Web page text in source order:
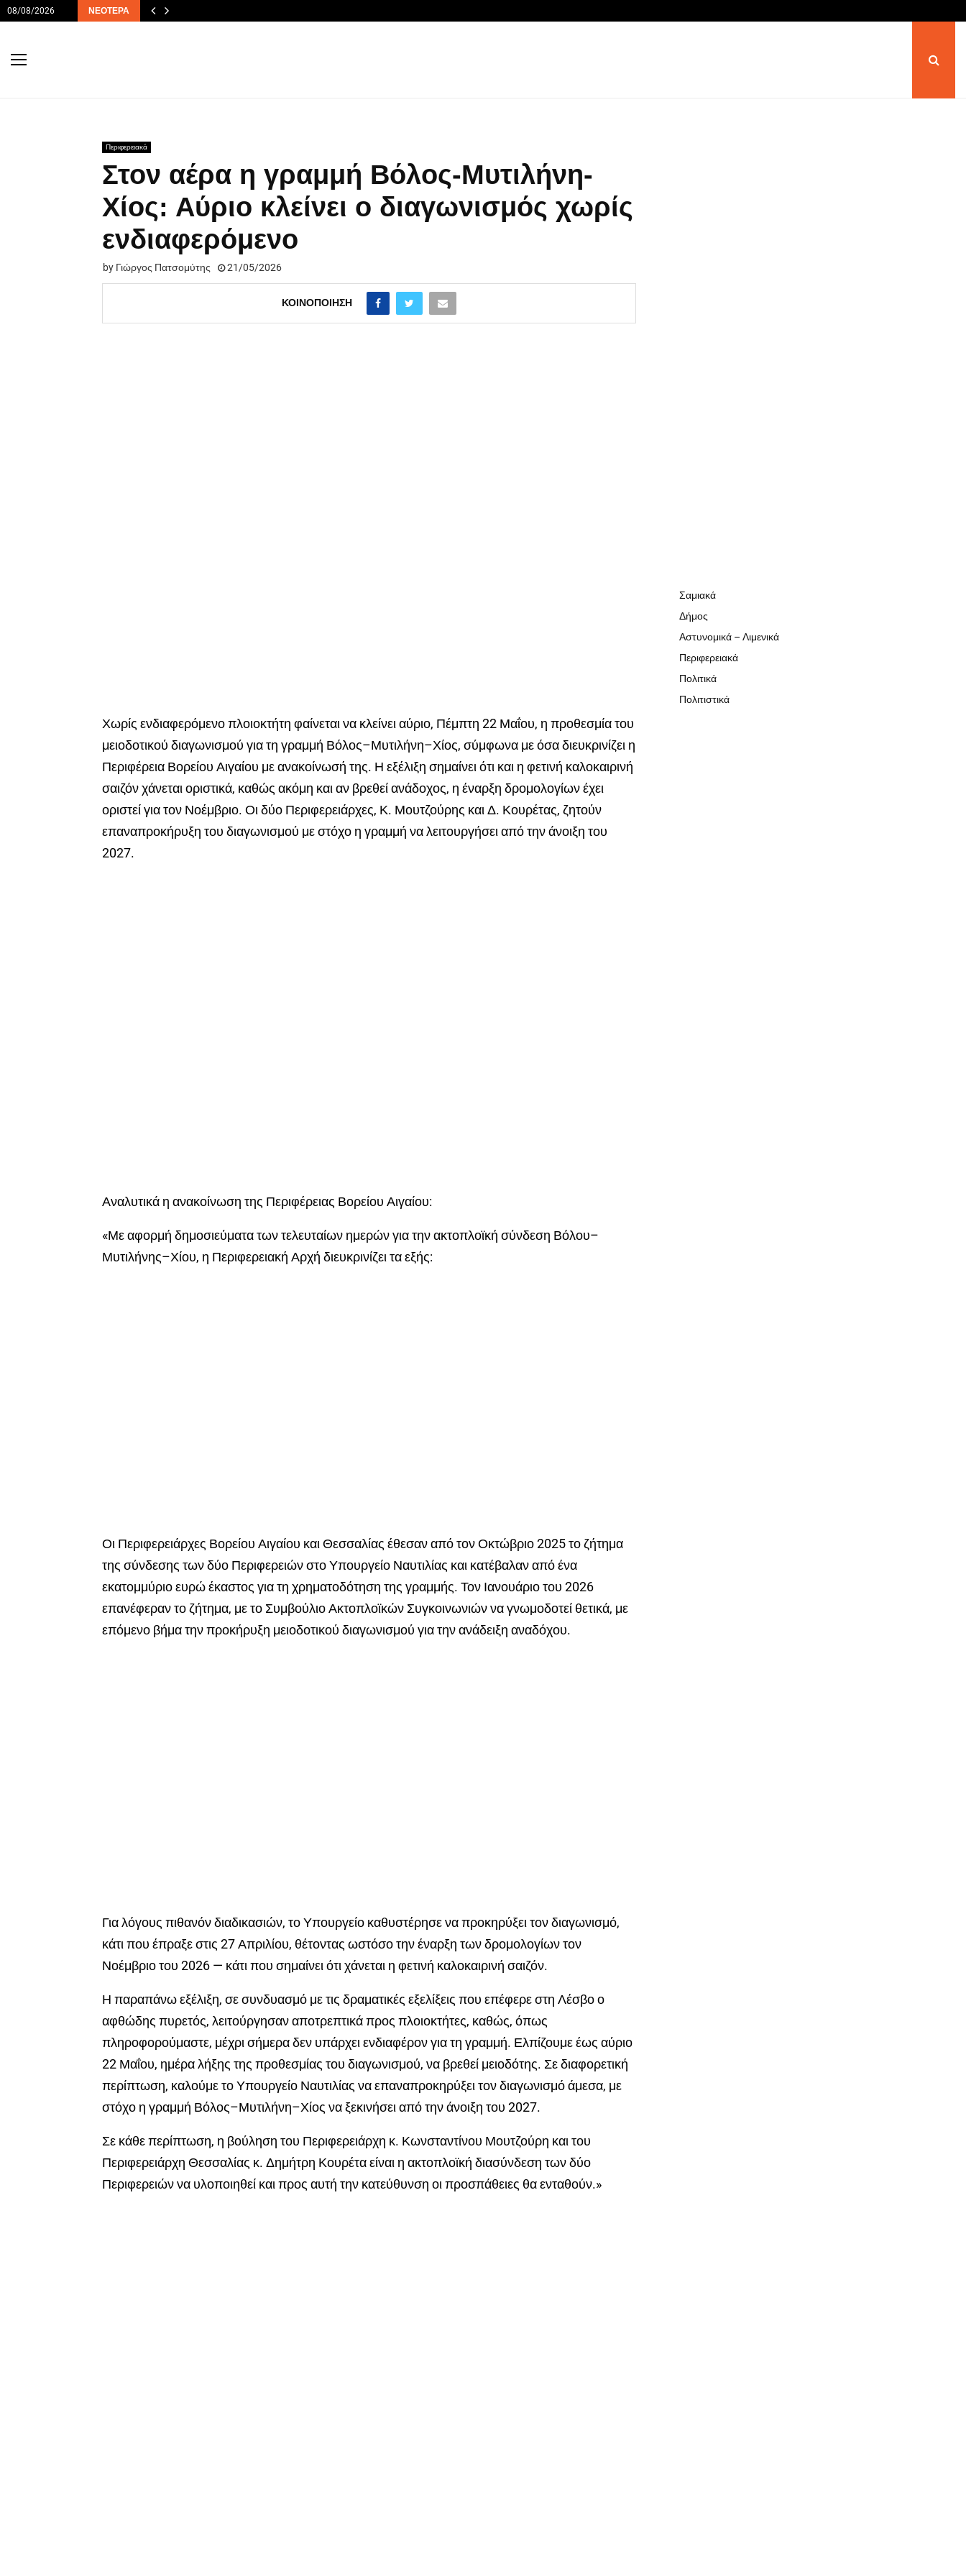
08/08/2026 ΝΕΌΤΕΡΑ
Περιφερειακά
Στον αέρα η γραμμή Βόλος-Μυτιλήνη-
Χίος: Αύριο κλείνει ο διαγωνισμός χωρίς
ενδιαφερόμενο
by Γιώργος Πατσομύτης 21/05/2026
ΚΟΙΝΟΠΟΊΗΣΗ
Χωρίς ενδιαφερόμενο πλοιοκτήτη φαίνεται να κλείνει αύριο, Πέμπτη 22 Μαΐου, η προθεσμία του
μειοδοτικού διαγωνισμού για τη γραμμή Βόλος–Μυτιλήνη–Χίος, σύμφωνα με όσα διευκρινίζει η
Περιφέρεια Βορείου Αιγαίου με ανακοίνωσή της. Η εξέλιξη σημαίνει ότι και η φετινή καλοκαιρινή
σαιζόν χάνεται οριστικά, καθώς ακόμη και αν βρεθεί ανάδοχος, η έναρξη δρομολογίων έχει
οριστεί για τον Νοέμβριο. Οι δύο Περιφερειάρχες, Κ. Μουτζούρης και Δ. Κουρέτας, ζητούν
επαναπροκήρυξη του διαγωνισμού με στόχο η γραμμή να λειτουργήσει από την άνοιξη του
2027.
Αναλυτικά η ανακοίνωση της Περιφέρειας Βορείου Αιγαίου:
«Με αφορμή δημοσιεύματα των τελευταίων ημερών για την ακτοπλοϊκή σύνδεση Βόλου–
Μυτιλήνης–Χίου, η Περιφερειακή Αρχή διευκρινίζει τα εξής:
Οι Περιφερειάρχες Βορείου Αιγαίου και Θεσσαλίας έθεσαν από τον Οκτώβριο 2025 το ζήτημα
της σύνδεσης των δύο Περιφερειών στο Υπουργείο Ναυτιλίας και κατέβαλαν από ένα
εκατομμύριο ευρώ έκαστος για τη χρηματοδότηση της γραμμής. Τον Ιανουάριο του 2026
επανέφεραν το ζήτημα, με το Συμβούλιο Ακτοπλοϊκών Συγκοινωνιών να γνωμοδοτεί θετικά, με
επόμενο βήμα την προκήρυξη μειοδοτικού διαγωνισμού για την ανάδειξη αναδόχου.
Για λόγους πιθανόν διαδικασιών, το Υπουργείο καθυστέρησε να προκηρύξει τον διαγωνισμό,
κάτι που έπραξε στις 27 Απριλίου, θέτοντας ωστόσο την έναρξη των δρομολογίων τον
Νοέμβριο του 2026 — κάτι που σημαίνει ότι χάνεται η φετινή καλοκαιρινή σαιζόν.
Η παραπάνω εξέλιξη, σε συνδυασμό με τις δραματικές εξελίξεις που επέφερε στη Λέσβο ο
αφθώδης πυρετός, λειτούργησαν αποτρεπτικά προς πλοιοκτήτες, καθώς, όπως
πληροφορούμαστε, μέχρι σήμερα δεν υπάρχει ενδιαφέρον για τη γραμμή. Ελπίζουμε έως αύριο
22 Μαΐου, ημέρα λήξης της προθεσμίας του διαγωνισμού, να βρεθεί μειοδότης. Σε διαφορετική
περίπτωση, καλούμε το Υπουργείο Ναυτιλίας να επαναπροκηρύξει τον διαγωνισμό άμεσα, με
στόχο η γραμμή Βόλος–Μυτιλήνη–Χίος να ξεκινήσει από την άνοιξη του 2027.
Σε κάθε περίπτωση, η βούληση του Περιφερειάρχη κ. Κωνσταντίνου Μουτζούρη και του
Περιφερειάρχη Θεσσαλίας κ. Δημήτρη Κουρέτα είναι η ακτοπλοϊκή διασύνδεση των δύο
Περιφερειών να υλοποιηθεί και προς αυτή την κατεύθυνση οι προσπάθειες θα ενταθούν.»
Σαμιακά
Δήμος
Αστυνομικά – Λιμενικά
Περιφερειακά
Πολιτικά
Πολιτιστικά